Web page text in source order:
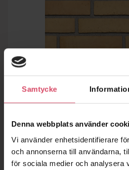
Samtycke
Denna webbplats använder
Vi använder enhetsidentifierare
och annonserna till användarna,
för sociala medier och analysera